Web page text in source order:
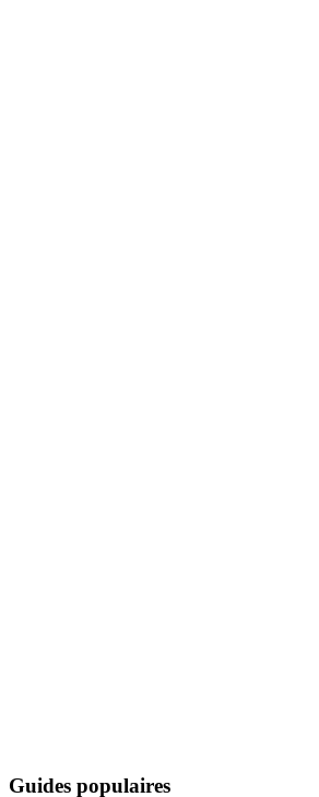
Guides populaires